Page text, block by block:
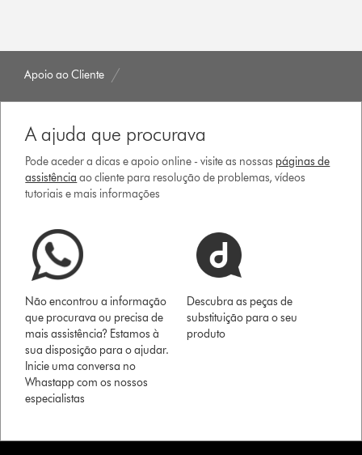
Apoio ao Cliente
A ajuda que procurava
Pode aceder a dicas e apoio online - visite as nossas páginas de
assistência ao cliente para resolução de problemas, vídeos
tutoriais e mais informações
Não encontrou a informação
que procurava ou precisa de
mais assistência? Estamos à
sua disposição para o ajudar.
Inicie uma conversa no
Whastapp com os nossos
especialistas
Descubra as peças de
substituição para o seu
produto